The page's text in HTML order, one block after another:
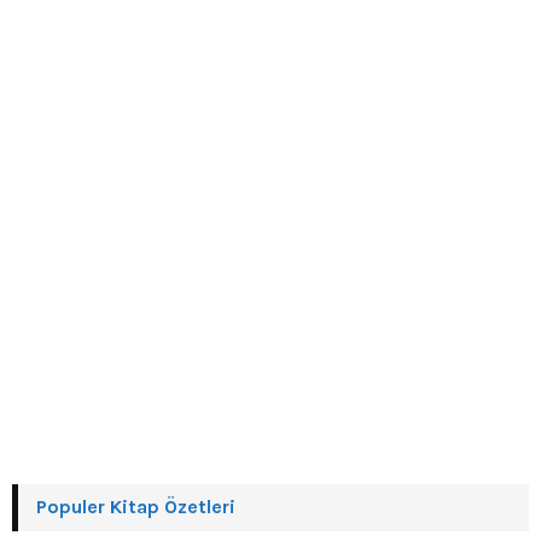
Populer Kitap Özetleri